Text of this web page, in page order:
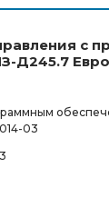
с
Д245.7
03